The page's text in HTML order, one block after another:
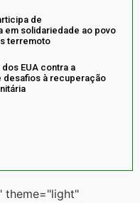
de
em solidariedade ao povo
terremoto
EUA contra a
desafios à recuperação
theme="light"